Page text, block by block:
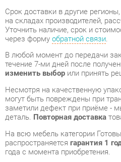
В любой момент до передачи
течение 7-ми дней после
изменить выборили принять
Несмотря на качественную
могут быть повреждены при
заметили дефект при приёме -
деталь.Повторная доставка
На всю мебель категории
распространяетсягарантия 1 год,
года с момента приобретения.
Тортона - это качественное
Омскмебель, соответствующее
государственному стандарту.